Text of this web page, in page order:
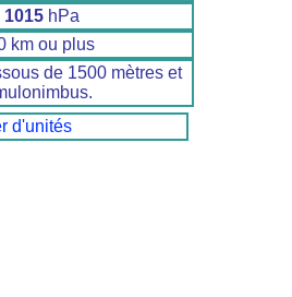
1015 hPa
km ou plus
de 1500 mètres et
d'unités